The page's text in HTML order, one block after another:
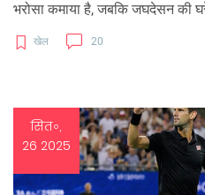
भरोसा कमाया है, जबकि जघदेसन की
है। फिटनेस, फॉर्म और टीम की
वजहें जानिये।
खेल 20
सित॰,
26 2025